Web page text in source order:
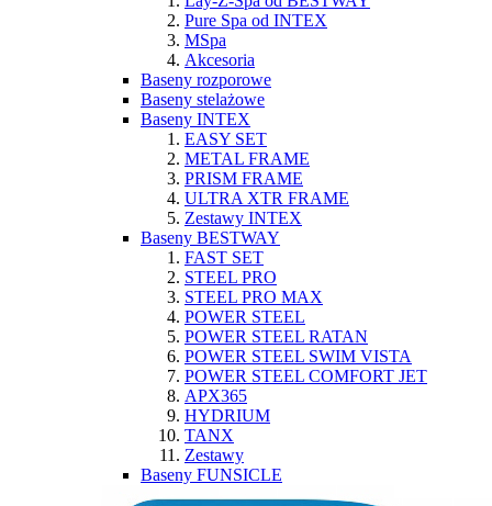
Pure Spa od INTEX
MSpa
Akcesoria
Baseny rozporowe
Baseny stelażowe
Baseny INTEX
EASY SET
METAL FRAME
PRISM FRAME
ULTRA XTR FRAME
Zestawy INTEX
Baseny BESTWAY
FAST SET
STEEL PRO
STEEL PRO MAX
POWER STEEL
POWER STEEL RATAN
POWER STEEL SWIM VISTA
POWER STEEL COMFORT JET
APX365
HYDRIUM
TANX
Zestawy
Baseny FUNSICLE